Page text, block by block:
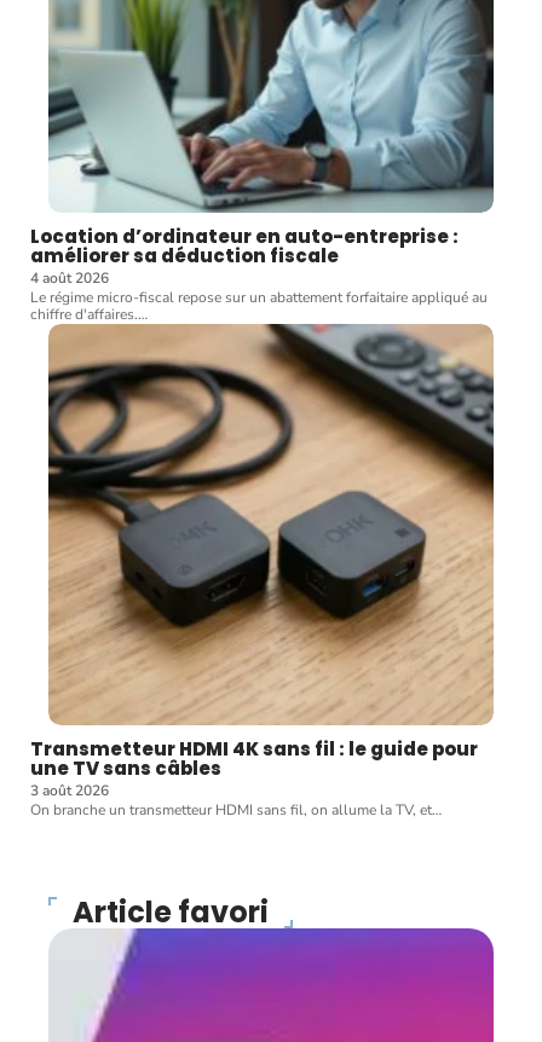
Location d’ordinateur en auto-entreprise :
améliorer sa déduction fiscale
4 août 2026
Le régime micro-fiscal repose sur un abattement forfaitaire appliqué au
chiffre d'affaires.…
Transmetteur HDMI 4K sans fil : le guide pour
une TV sans câbles
3 août 2026
On branche un transmetteur HDMI sans fil, on allume la TV, et…
Article favori